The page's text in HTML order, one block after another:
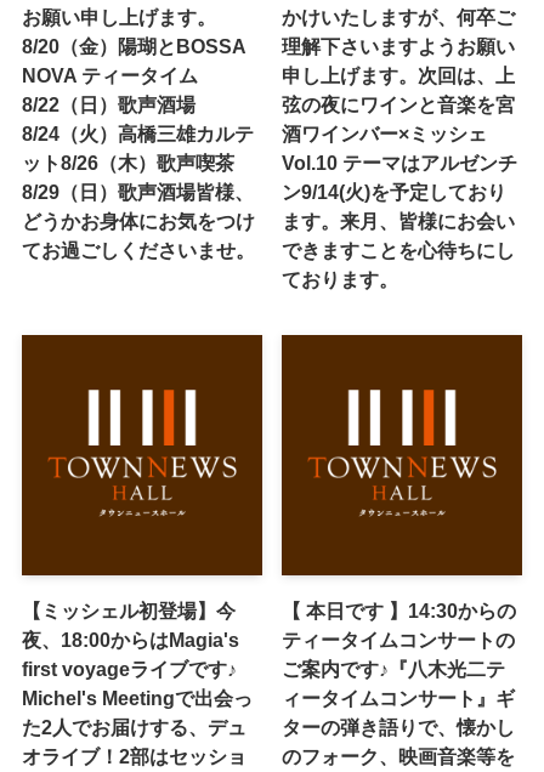
お願い申し上げます。
8/20（金）陽瑚とBOSSA
NOVA ティータイム
8/22（日）歌声酒場
8/24（火）高橋三雄カルテ
ット8/26（木）歌声喫茶
8/29（日）歌声酒場皆様、
どうかお身体にお気をつけ
てお過ごしくださいませ。
かけいたしますが、何卒ご
理解下さいますようお願い
申し上げます。次回は、上
弦の夜にワインと音楽を宮
酒ワインバー×ミッシェ
Vol.10 テーマはアルゼンチ
ン9/14(火)を予定しており
ます。来月、皆様にお会い
できますことを心待ちにし
ております。
【ミッシェル初登場】今
夜、18:00からはMagia's
first voyageライブです♪
Michel's Meetingで出会っ
た2人でお届けする、デュ
オライブ！2部はセッショ
【 本日です 】14:30からの
ティータイムコンサートの
ご案内です♪『八木光二テ
ィータイムコンサート』ギ
ターの弾き語りで、懐かし
のフォーク、映画音楽等を